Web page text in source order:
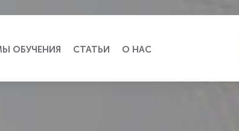
ОБУЧЕНИЯ СТАТЬИ О НАС